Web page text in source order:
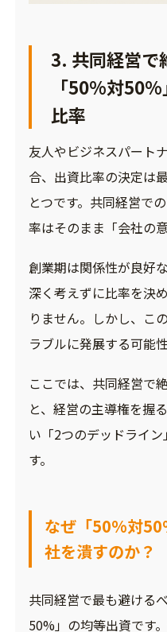
3. 共同経営で
「50%対
比率
友人やビジネスパート
合、出資比率の決定は
とつです。共同経営で
率はそのまま「会社の
創業期は関係性が良好
深く考えずに比率を決
りません。しかし、こ
ラブルに発展する可能
ここでは、共同経営で
と、経営の主導権を握
い「2つのデッドライ
す。
なぜ「50%対
社を潰すのか？
共同経営で最も避ける
50%」の均等出資です